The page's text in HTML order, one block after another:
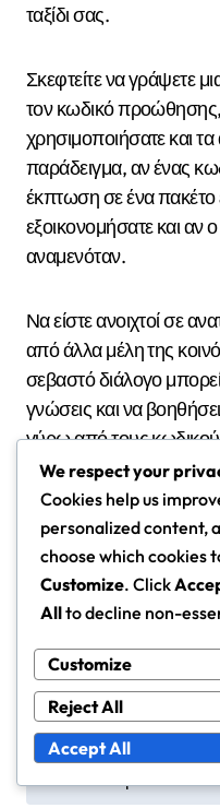
ταξίδι σας.
Σκεφτείτε να γράψετε
τον κωδικό προώθησης,
χρησιμοποιήσατε και
παράδειγμα, αν ένας
έκπτωση σε ένα
εξοικονομήσατε και αν
αναμενόταν.
Να είστε ανοιχτοί σε
από άλλα μέλη της
σεβαστό διάλογο
γνώσεις και να
γύρω από τους
διατηρείτε την
σεβασμό και
P
o
s
t
Magic: The Gathering
Χάρτινοι Κωδικοί Προ
ώθησης:
α, Ημερομηνίες
Τύποι Καρτών
We respect your
Cookies help us
personalized content,
choose which cookies
Customize. Click
Allto decline non-
Customize
Reject All
Accept All